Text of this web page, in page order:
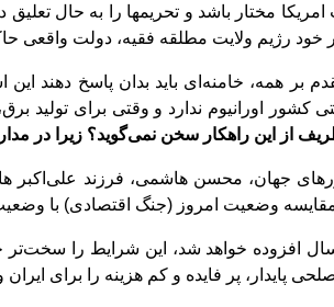
مختار باشد و تحریمها را به حال تعلیق
خود رﮊیم ولایت مطلقه فقیه، دولت واقعی
بر همه، خامنه ای باید بدان پاسخ دهند این
از این راهکار سخن نمیگوید؟ زیرا در
جهان، محسن هاشمی، فرزند علی
افزوده خواهد شد، این شرایط را سخت‌تر
پایدار، پر فایده و کم‌ هزینه را برای